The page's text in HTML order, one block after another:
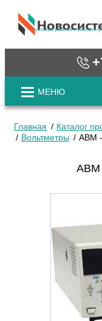
cистемные решения /
МЕНЮ
Главная Каталог
Вольтметры
АВМ
АВМ